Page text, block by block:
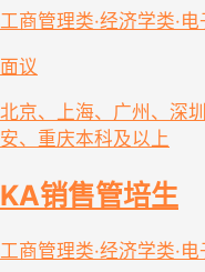
工商管理类·经济学类·
面议
北京、上海、广州、深
安、重庆本科及以上
KA销售管培生
工商管理类·经济学类·